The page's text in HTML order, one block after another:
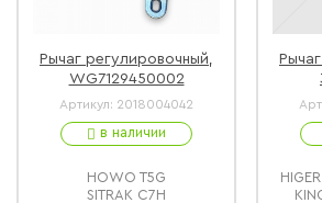
Рычаг регулировочный,
WG7129450002
Артикул: 2018004042
в наличии
HOWO T5G
SITRAK C7H